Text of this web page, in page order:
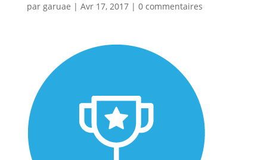
par garuae | Avr 17, 2017| 0 commentaires